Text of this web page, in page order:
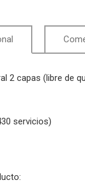
2 capas (libre de
servicios)